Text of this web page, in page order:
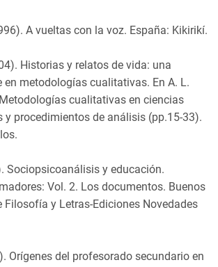
A vueltas con la voz. España: Kikirikí.
Historias y relatos de vida: una
en metodologías cualitativas. En A. L.
cualitativas en ciencias
y procedimientos de análisis (pp.15-33).
Sociopsicoanálisis y educación.
Vol. 2. Los documentos. Buenos
Filosofía y Letras-Ediciones Novedades
Orígenes del profesorado secundario en